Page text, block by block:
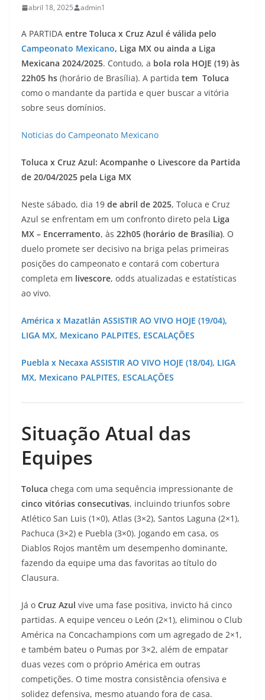
abril 18, 2025 admin1
A PARTIDA entre Toluca x Cruz Azul é válida pelo
Campeonato Mexicano, Liga MX ou ainda a Liga
Mexicana 2024/2025. Contudo, a bola rola HOJE (19) às
22h05 hs (horário de Brasília). A partida tem Toluca
como o mandante da partida e quer buscar a vitória
sobre seus domínios.
Noticias do Campeonato Mexicano
Toluca x Cruz Azul: Acompanhe o Livescore da Partida
de 20/04/2025 pela Liga MX
Neste sábado, dia 19 de abril de 2025, Toluca e Cruz
Azul se enfrentam em um confronto direto pela Liga
MX – Encerramento, às 22h05 (horário de Brasília). O
duelo promete ser decisivo na briga pelas primeiras
posições do campeonato e contará com cobertura
completa em livescore, odds atualizadas e estatísticas
ao vivo.
América x Mazatlán ASSISTIR AO VIVO HOJE (19/04),
LIGA MX, Mexicano PALPITES, ESCALAÇÕES
Puebla x Necaxa ASSISTIR AO VIVO HOJE (18/04), LIGA
MX, Mexicano PALPITES, ESCALAÇÕES
Situação Atual das
Equipes
Toluca chega com uma sequência impressionante de
cinco vitórias consecutivas, incluindo triunfos sobre
Atlético San Luis (1×0), Atlas (3×2), Santos Laguna (2×1),
Pachuca (3×2) e Puebla (3×0). Jogando em casa, os
Diablos Rojos mantêm um desempenho dominante,
fazendo da equipe uma das favoritas ao título do
Clausura.
Já o Cruz Azul vive uma fase positiva, invicto há cinco
partidas. A equipe venceu o León (2×1), eliminou o Club
América na Concachampions com um agregado de 2×1,
e também bateu o Pumas por 3×2, além de empatar
duas vezes com o próprio América em outras
competições. O time mostra consistência ofensiva e
solidez defensiva, mesmo atuando fora de casa.